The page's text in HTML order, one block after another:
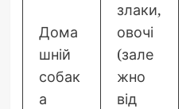
Дома
шній
собак
а
злаки,
овочі
(зале
жно
від